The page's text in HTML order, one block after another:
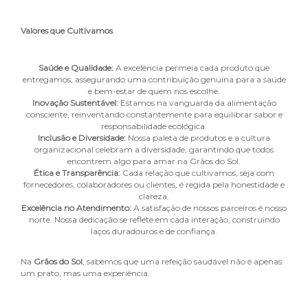
Valores que Cultivamos
Saúde e Qualidade: A excelência permeia cada produto que
entregamos, assegurando uma contribuição genuína para a saúde
e bem-estar de quem nos escolhe.
Inovação Sustentável:Estamos na vanguarda da alimentação
consciente, reinventando constantemente para equilibrar sabor e
responsabilidade ecológica.
Inclusão e Diversidade: Nossa paleta de produtos e a cultura
organizacional celebram a diversidade, garantindo que todos
encontrem algo para amar na Grãos do Sol.
Ética e Transparência: Cada relação que cultivamos, seja com
fornecedores, colaboradores ou clientes, é regida pela honestidade e
clareza.
Excelência no Atendimento: A satisfação de nossos parceiros é nosso
norte. Nossa dedicação se reflete em cada interação, construindo
laços duradouros e de confiança.
Na Grãos do Sol, sabemos que uma refeição saudável não é apenas
um prato, mas uma experiência.